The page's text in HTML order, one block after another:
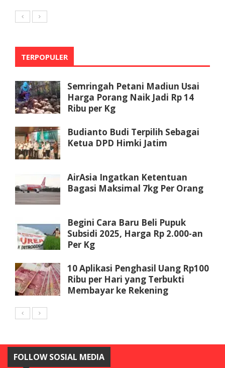
TERPOPULER
Semringah Petani Madiun Usai
Harga Porang Naik Jadi Rp 14
Ribu per Kg
Budianto Budi Terpilih Sebagai
Ketua DPD Himki Jatim
AirAsia Ingatkan Ketentuan
Bagasi Maksimal 7kg Per Orang
Begini Cara Baru Beli Pupuk
Subsidi 2025, Harga Rp 2.000-an
Per Kg
10 Aplikasi Penghasil Uang Rp100
Ribu per Hari yang Terbukti
Membayar ke Rekening
FOLLOW SOSIAL MEDIA